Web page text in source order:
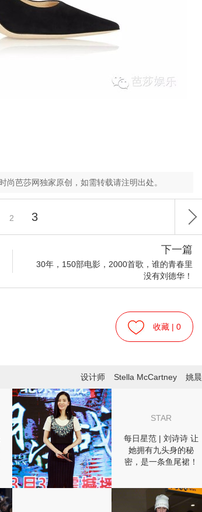
芭莎网独家原创，如需转载请注明出处。
2 3
下一篇
30年，150部电影，2000首歌，谁的青春里
没有刘德华！
收藏 | 0
设计师 Stella McCartney 姚晨
STAR
每日星范 | 刘诗诗 让
她拥有九头身的秘
密，是一条鱼尾裙！